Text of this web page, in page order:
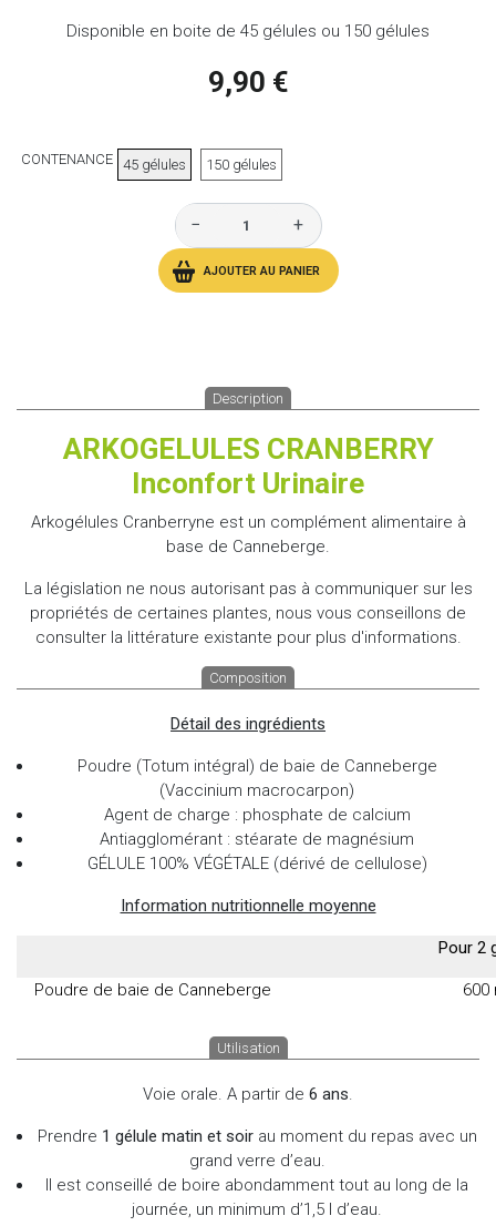
Disponible en boite de 45 gélules ou 150 gélules
9,90 €
CONTENANCE 45 gélules 150 gélules
− +
AJOUTER AU PANIER
Description
ARKOGELULES CRANBERRY
Inconfort Urinaire
Arkogélules Cranberryne est un complément alimentaire à
base de Canneberge.
La législation ne nous autorisant pas à communiquer sur les
propriétés de certaines plantes, nous vous conseillons de
consulter la littérature existante pour plus d'informations.
Composition
Détail des ingrédients
Poudre (Totum intégral) de baie de Canneberge
(Vaccinium macrocarpon)
Agent de charge : phosphate de calcium
Antiagglomérant : stéarate de magnésium
GÉLULE 100% VÉGÉTALE (dérivé de cellulose)
Information nutritionnelle moyenne
Pour 2
Poudre de baie de Canneberge 600
Utilisation
Voie orale. A partir de 6 ans.
Prendre 1 gélule matin et soirau moment du repas avec un
grand verre d’eau.
Il est conseillé de boire abondamment tout au long de la
journée, un minimum d’1,5 l d’eau.